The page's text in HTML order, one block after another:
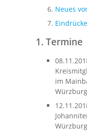
Neues
1. Termine
im